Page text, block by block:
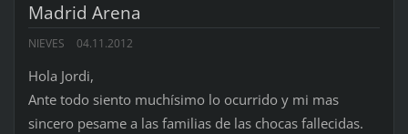
Madrid Arena
NIEVES 04.11.2012
Hola Jordi,
Ante todo siento muchísimo lo ocurrido y mi mas
sincero pesame a las familias de las chocas fallecidas.